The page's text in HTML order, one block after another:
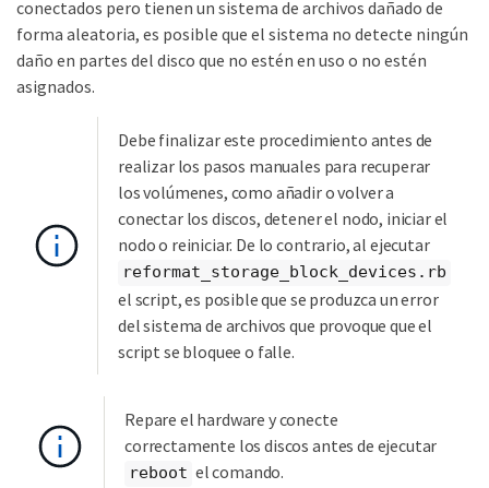
conectados pero tienen un sistema de archivos dañado de
forma aleatoria, es posible que el sistema no detecte ningún
daño en partes del disco que no estén en uso o no estén
asignados.
Debe finalizar este procedimiento antes de
realizar los pasos manuales para recuperar
los volúmenes, como añadir o volver a
conectar los discos, detener el nodo, iniciar el
nodo o reiniciar. De lo contrario, al ejecutar
reformat_storage_block_devices.rb
el script, es posible que se produzca un error
del sistema de archivos que provoque que el
script se bloquee o falle.
Repare el hardware y conecte
correctamente los discos antes de ejecutar
reboot el comando.